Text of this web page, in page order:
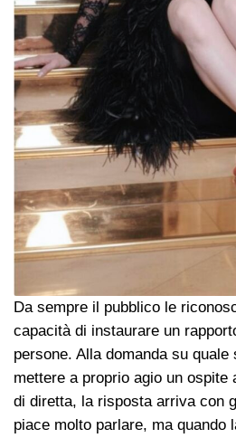
Da sempre il pubblico le
capacità di instaurare un
persone. Alla domanda su
mettere a proprio agio un ospite
di diretta, la risposta arriva con
piace molto parlare, ma quando